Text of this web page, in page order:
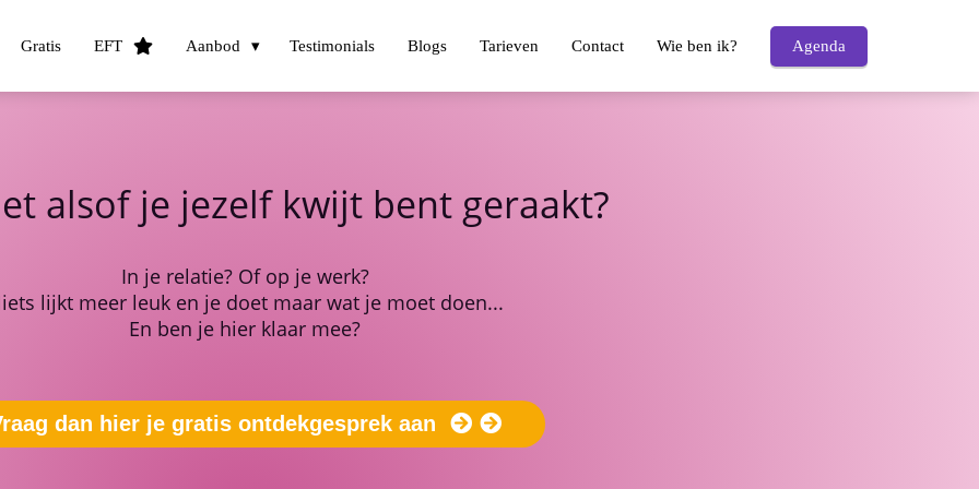
Gratis EFT Aanbod Testimonials Blogs Tarieven Contact Wie ben ik? Agenda
alsof je jezelf kwijt bent geraakt?
In je relatie? Of op je werk?
lijkt meer leuk en je doet maar wat je moet doen...
En ben je hier klaar mee?
dan hier je gratis ontdekgesprek aan